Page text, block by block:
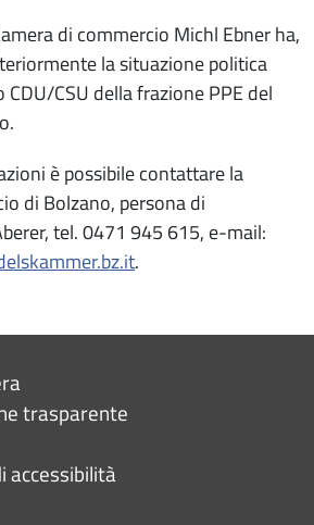
di commercio Michl Ebner ha,
la situazione politica
CSU della frazione PPE del
è possibile contattare la
di Bolzano, persona di
tel. 0471 945 615, e-mail:
.
trasparente
accessibilità